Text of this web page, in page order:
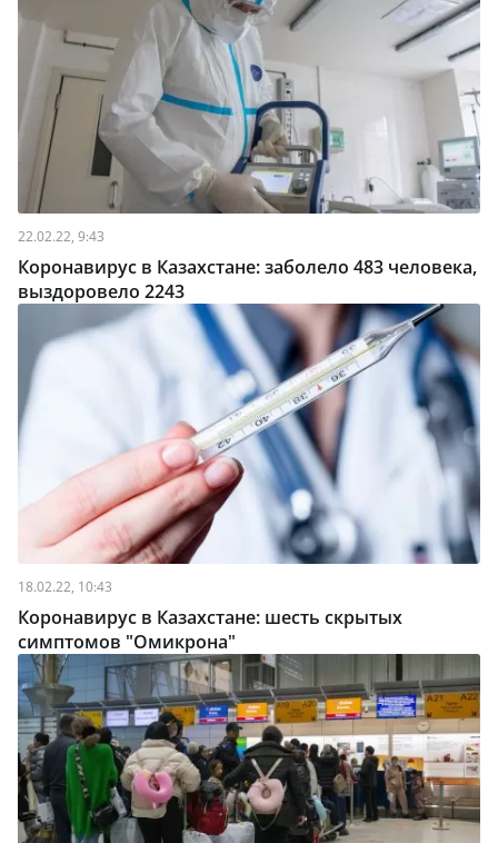
22.02.22, 9:43
Коронавирус в Казахстане: заболело 483 человека,
выздоровело 2243
18.02.22, 10:43
Коронавирус в Казахстане: шесть скрытых
симптомов "Омикрона"